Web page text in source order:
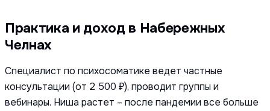
Практика и доход в Набережных
Челнах
Специалист по психосоматике ведет частные
консультации (от 2 500 ₽), проводит группы и
вебинары. Ниша растет – после пандемии все больше